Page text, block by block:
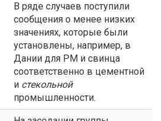
В ряде случаев поступили
сообщения о менее низких
значениях, которые были
установлены, например, в
Дании для РМ и свинца
соответственно в цементной
и стекольной
промышленности.